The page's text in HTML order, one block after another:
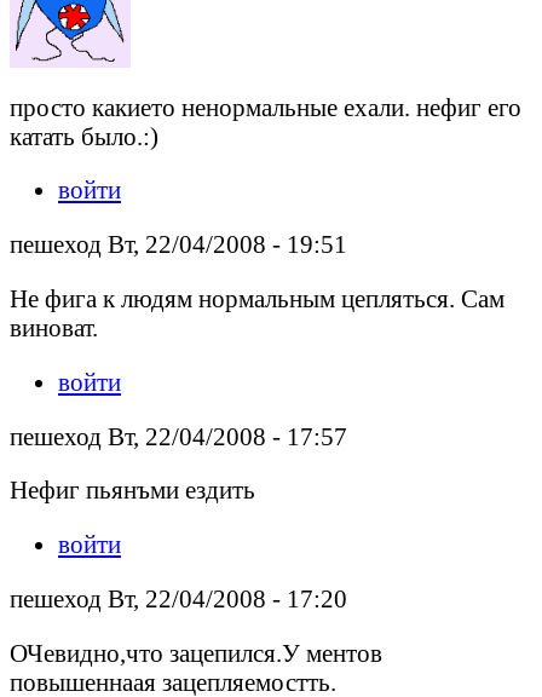
просто какието ненормальные ехали. нефиг его
катать было.:)
войти
пешеход Вт, 22/04/2008 - 19:51
Не фига к людям нормальным цепляться. Сам
виноват.
войти
пешеход Вт, 22/04/2008 - 17:57
Нефиг пьянъми ездить
войти
пешеход Вт, 22/04/2008 - 17:20
ОЧевидно,что зацепился.У ментов
повышеннаая зацепляемостть.